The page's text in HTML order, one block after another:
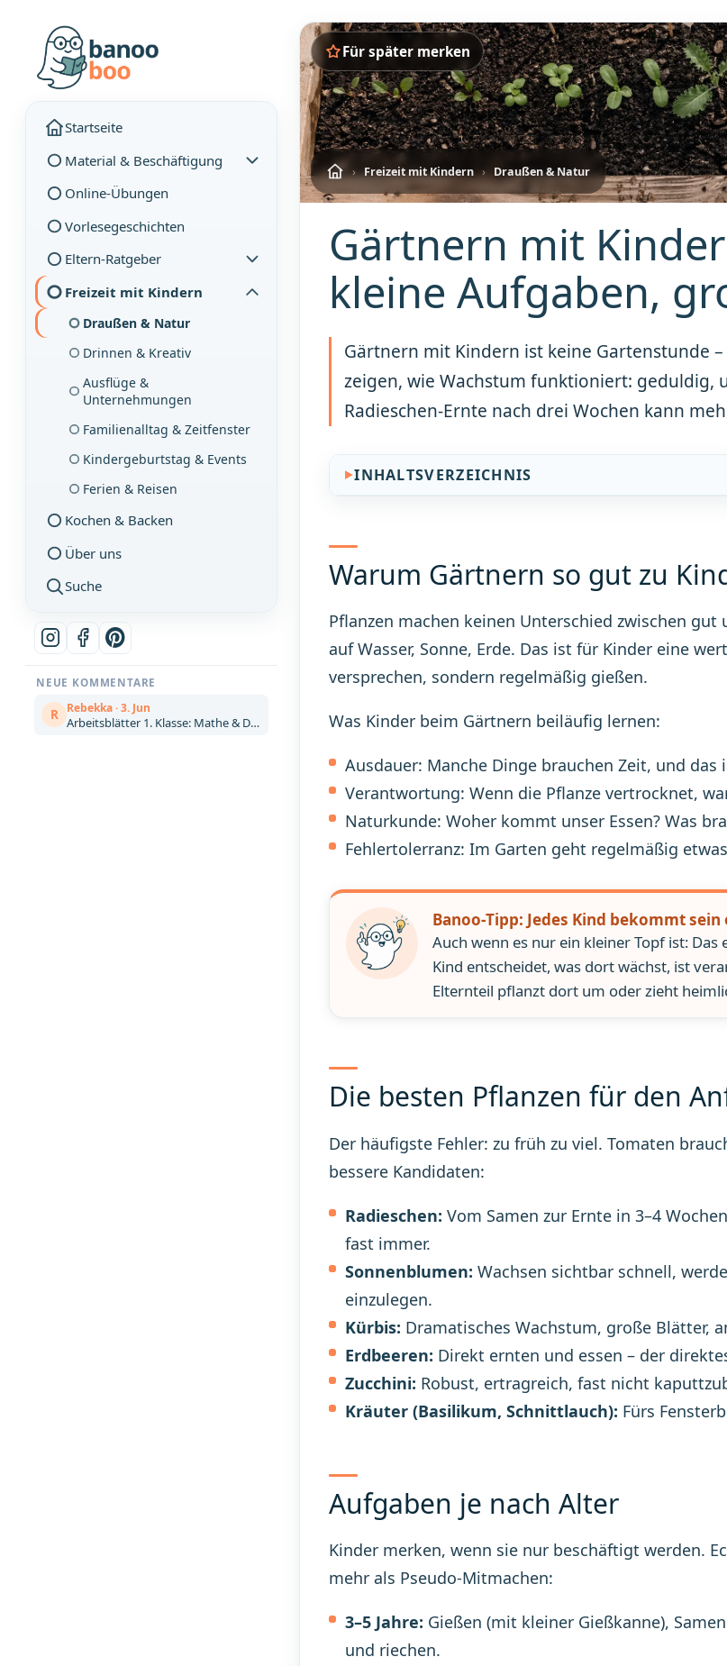
Startseite
Material & Beschäftigung
Online-Übungen
Vorlesegeschichten
Eltern-Ratgeber
Freizeit mit Kindern
Draußen & Natur
Drinnen & Kreativ
Ausflüge &
Unternehmungen
Familienalltag & Zeitfenster
Kindergeburtstag & Events
Ferien & Reisen
Kochen & Backen
Über uns
Suche
NEUE KOMMENTARE
R Rebekka · 3. Jun
Arbeitsblätter 1. Klasse: Mathe & Deutsch kostenlos zum Ausdrucken (Artikel)
› Freizeit mit Kindern › Draußen & Natur
Für später merken
Gärtnern mit
kleine Aufgaben,
Gärtnern mit Kindern ist keine Gartenstunde
zeigen, wie Wachstum funktioniert: geduldig,
Radieschen-Ernte nach drei Wochen kann
INHALTSVERZEICHNIS
Warum Gärtnern so gut zu
Pflanzen machen keinen Unterschied zwischen
auf Wasser, Sonne, Erde. Das ist für Kinder eine
versprechen, sondern regelmäßig gießen.
Was Kinder beim Gärtnern beiläufig lernen:
Ausdauer: Manche Dinge brauchen Zeit, und das
Verantwortung: Wenn die Pflanze vertrocknet,
Naturkunde: Woher kommt unser Essen? Was
Fehlertolerranz: Im Garten geht regelmäßig
Banoo-Tipp: Jedes Kind bekommt sein
Auch wenn es nur ein kleiner Topf ist: Das
Kind entscheidet, was dort wächst, ist
Elternteil pflanzt dort um oder zieht
Die besten Pflanzen für den
Der häufigste Fehler: zu früh zu viel. Tomaten
bessere Kandidaten:
Radieschen: Vom Samen zur Ernte in 3–4
fast immer.
Sonnenblumen: Wachsen sichtbar schnell,
einzulegen.
Kürbis: Dramatisches Wachstum, große Blätter,
Erdbeeren: Direkt ernten und essen – der
Zucchini: Robust, ertragreich, fast nicht
Kräuter (Basilikum, Schnittlauch): Fürs
Aufgaben je nach Alter
Kinder merken, wenn sie nur beschäftigt werden.
mehr als Pseudo-Mitmachen:
3–5 Jahre: Gießen (mit kleiner Gießkanne),
und riechen.